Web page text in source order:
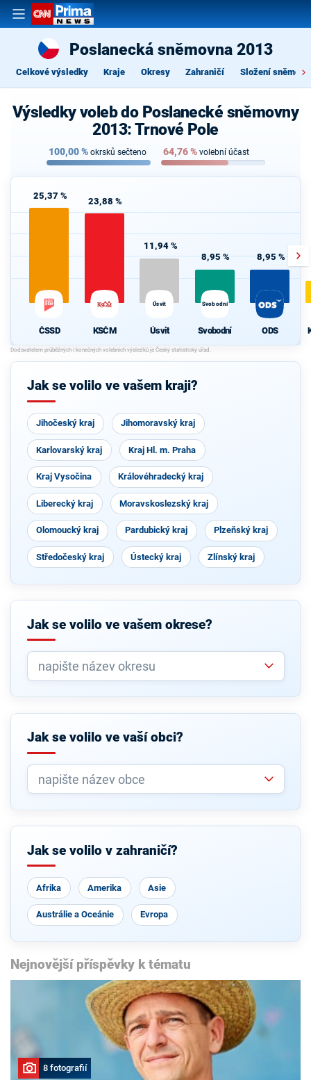
Poslanecká sněmovna 2013
Celkové výsledky Kraje Okresy Zahraničí Složení
Výsledky voleb do Poslanecké sněmovny
2013: Trnové Pole
100,00% okrsků sečteno 64,76% volební účast
25,37 %
ČSSD
23,88 %
KSČM
11,94 %
Úsvit
Úsvit
8,95 %
Svobodní
Svobodní
8,95 %
ODS
Jak se volilo ve vašem kraji?
Jihočeský kraj Jihomoravský kraj
Karlovarský kraj Kraj Hl. m. Praha
Kraj Vysočina Královéhradecký kraj
Liberecký kraj Moravskoslezský kraj
Olomoucký kraj Pardubický kraj Plzeňský kraj
Středočeský kraj Ústecký kraj Zlínský kraj
Jak se volilo ve vašem okrese?
Jak se volilo ve vaší obci?
Jak se volilo v zahraničí?
Afrika Amerika Asie
Austrálie a Oceánie Evropa
Nejnovější příspěvky k tématu
8 fotografií